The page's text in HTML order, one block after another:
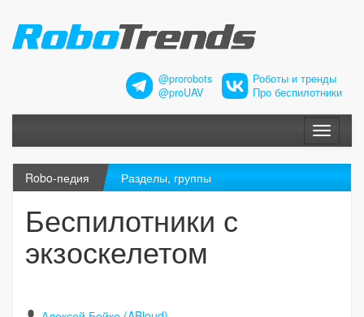
@prorobots
@proUAV
Роботы и тренды
Про беспилотники
Меню
Robo-педия Разделы, группы
Беспилотники с
экзоскелетом